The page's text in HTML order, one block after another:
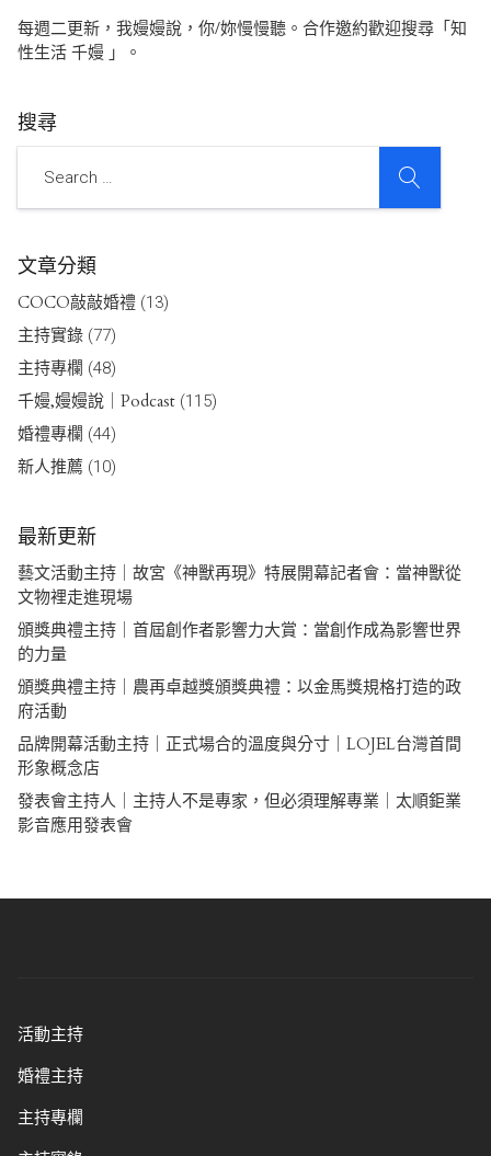
每週二更新，我嫚嫚說，你/妳慢慢聽。合作邀約歡迎搜尋「知
性生活 千嫚 」。
搜尋
文章分類
COCO敲敲婚禮 (13)
主持實錄 (77)
主持專欄 (48)
千嫚,嫚嫚說｜Podcast (115)
婚禮專欄 (44)
新人推薦 (10)
最新更新
藝文活動主持｜故宮《神獸再現》特展開幕記者會：當神獸從
文物裡走進現場
頒獎典禮主持｜首屆創作者影響力大賞：當創作成為影響世界
的力量
頒獎典禮主持｜農再卓越獎頒獎典禮：以金馬獎規格打造的政
府活動
品牌開幕活動主持｜正式場合的溫度與分寸｜LOJEL台灣首間
形象概念店
發表會主持人｜主持人不是專家，但必須理解專業｜太順鉅業
影音應用發表會
活動主持
婚禮主持
主持專欄